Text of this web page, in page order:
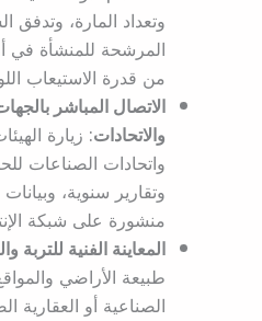
وتعداد المارة، وتدفق
المرشحة للمنشأة في
من قدرة الاستيعاب
الاتصال المباشر
والاتحادات: زيارة
واتحادات الصناعات
وتقارير سنوية،
منشورة على شبكة
المعاينة الفنية للتربة
طبيعة الأراضي
الصناعية أو